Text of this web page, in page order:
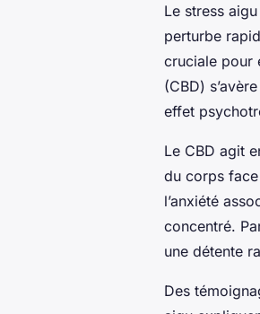
Le stress
perturbe
cruciale pour
(CBD)
effet
Le CBD agit
du corps
l’anxiété
concentré.
une détente
Des